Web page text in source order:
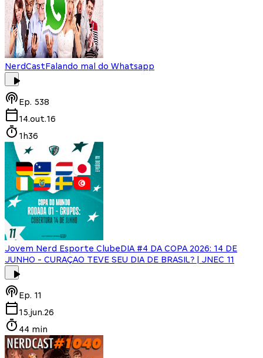
NerdCastFalando mal do Whatsapp
Ep. 538
14.out.16
1h36
Jovem Nerd Esporte ClubeDIA #4 DA COPA 2026: 14 DE
JUNHO - CURAÇAO TEVE SEU DIA DE BRASIL? | JNEC 11
Ep. 11
15.jun.26
44 min